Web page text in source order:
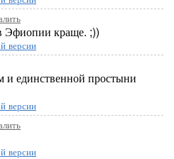
Эфиопии краще. ;))
версии
и единственной простыни
версии
версии